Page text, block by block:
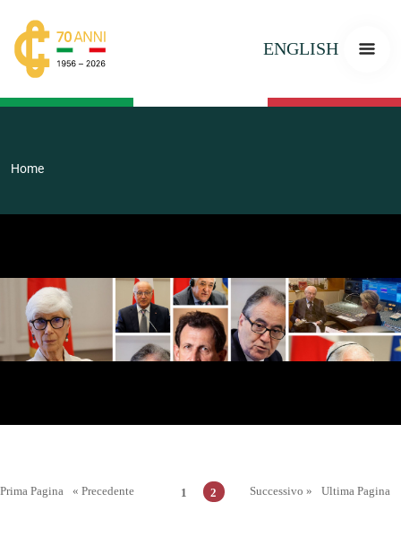
ENGLISH
Home
Prima Pagina « Precedente 1 2 Ultima Pagina
Successivo »